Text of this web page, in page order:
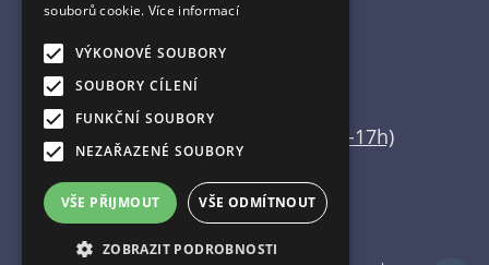
ESHOP PROVOZUJE
Martin Vajda
+420 608 554 666 (pouze 15-17h)
info@home-deco.cz
souborů cookie. Více informací
VÝKONOVÉ SOUBORY
SOUBORY CÍLENÍ
FUNKČNÍ SOUBORY
NEZAŘAZENÉ SOUBORY
VŠE PŘIJMOUT VŠE ODMÍTNOUT
ZOBRAZIT PODROBNOSTI